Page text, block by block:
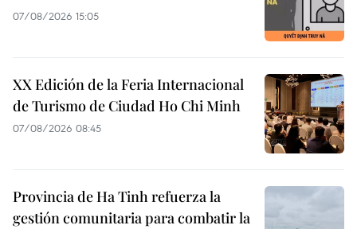
07/08/2026 15:05
XX Edición de la Feria Internacional
de Turismo de Ciudad Ho Chi Minh
07/08/2026 08:45
Provincia de Ha Tinh refuerza la
gestión comunitaria para combatir la